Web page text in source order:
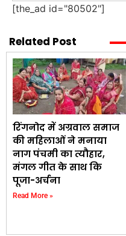
[the_ad id="80502"]
Related Post
रिंगनोद में अग्रवाल समाज
की महिलाओं ने मनाया
नाग पंचमी का त्यौहार,
मंगल गीत के साथ कि
पूजा-अर्चना
Read More »